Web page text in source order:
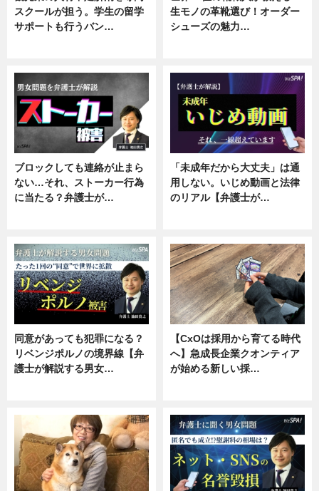
スクールが担う。学生の留学
サポートも行うバン…
生モノの革靴選び！オーダー
シューズの魅力…
ブロックしても連絡が止まら
ない…それ、ストーカー行為
に当たる？弁護士が…
「未成年だから大丈夫」は通
用しない。いじめ動画と法律
のリアル【弁護士が…
同意があっても犯罪になる？
リベンジポルノの境界線【弁
護士が解説する男女…
【CxOは採用から育てる時代
へ】急成長企業クオンティア
が始める新しい採…